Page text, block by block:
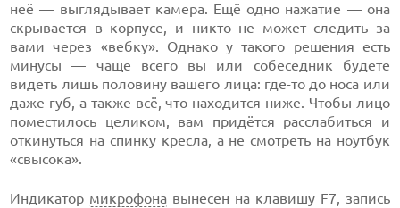
неё — выглядывает камера. Ещё одно нажатие — она
скрывается в корпусе, и никто не может следить за
вами через «вебку». Однако у такого решения есть
минусы — чаще всего вы или собеседник будете
видеть лишь половину вашего лица: где-то до носа или
даже губ, а также всё, что находится ниже. Чтобы лицо
поместилось целиком, вам придётся расслабиться и
откинуться на спинку кресла, а не смотреть на ноутбук
«свысока».
Индикатор микрофона вынесен на клавишу F7, запись